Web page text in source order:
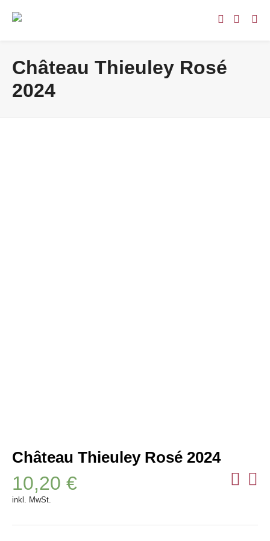
Château Thieuley Rosé
2024
Château Thieuley Rosé 2024
10,20 €
inkl. MwSt.